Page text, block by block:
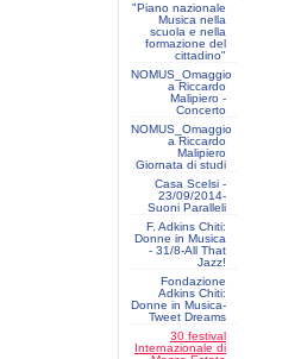
"Piano nazionale
Musica nella
scuola e nella
formazione del
cittadino"
NOMUS_Omaggio
a Riccardo
Malipiero -
Concerto
NOMUS_Omaggio
a Riccardo
Malipiero
Giornata di studi
Casa Scelsi -
23/09/2014-
Suoni Paralleli
F. Adkins Chiti:
Donne in Musica
- 31/8-All That
Jazz!
Fondazione
Adkins Chiti:
Donne in Musica-
Tweet Dreams
30 festival
Internazionale di